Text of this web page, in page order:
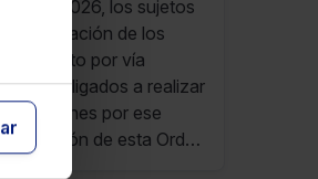
19-1-2026, los sujetos
presentación de los
impuesto por vía
obligados a realizar
por ese
de esta Orden
vigente